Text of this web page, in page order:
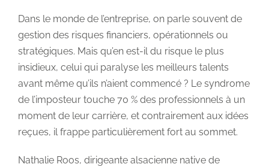
Dans le monde de l’entreprise, on parle souvent de
gestion des risques financiers, opérationnels ou
stratégiques. Mais qu’en est-il du risque le plus
insidieux, celui qui paralyse les meilleurs talents
avant même qu’ils n’aient commencé ? Le syndrome
de l’imposteur touche 70 % des professionnels à un
moment de leur carrière, et contrairement aux idées
reçues, il frappe particulièrement fort au sommet.
Nathalie Roos, dirigeante alsacienne native de